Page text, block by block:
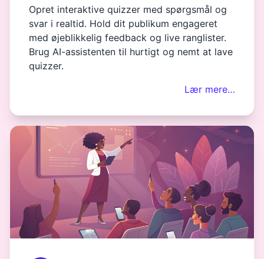
Opret interaktive quizzer med spørgsmål og
svar i realtid. Hold dit publikum engageret
med øjeblikkelig feedback og live ranglister.
Brug AI-assistenten til hurtigt og nemt at lave
quizzer.
Lær mere…